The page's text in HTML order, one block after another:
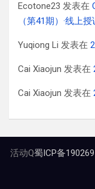
Ecotone23 发表在
（第41期）·线上授
Yuqiong Li 发表在
Cai Xiaojun 发表在
Cai Xiaojun 发表在
活动Q蜀ICP备